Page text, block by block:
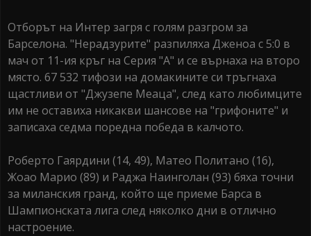
Отборът на Интер загря с голям разгром за
Барселона. "Нерадзурите" разпиляха Дженоа с 5:0 в
мач от 11-ия кръг на Серия "А" и се върнаха на второ
място. 67 532 тифози на домакините си тръгнаха
щастливи от "Джузепе Меаца", след като любимците
им не оставиха никакви шансове на "грифоните" и
записаха седма поредна победа в калчото.
Роберто Гаярдини (14, 49), Матео Политано (16),
Жоао Марио (89) и Раджа Наинголан (93) бяха точни
за миланския гранд, който ще приеме Барса в
Шампионската лига след няколко дни в отлично
настроение.